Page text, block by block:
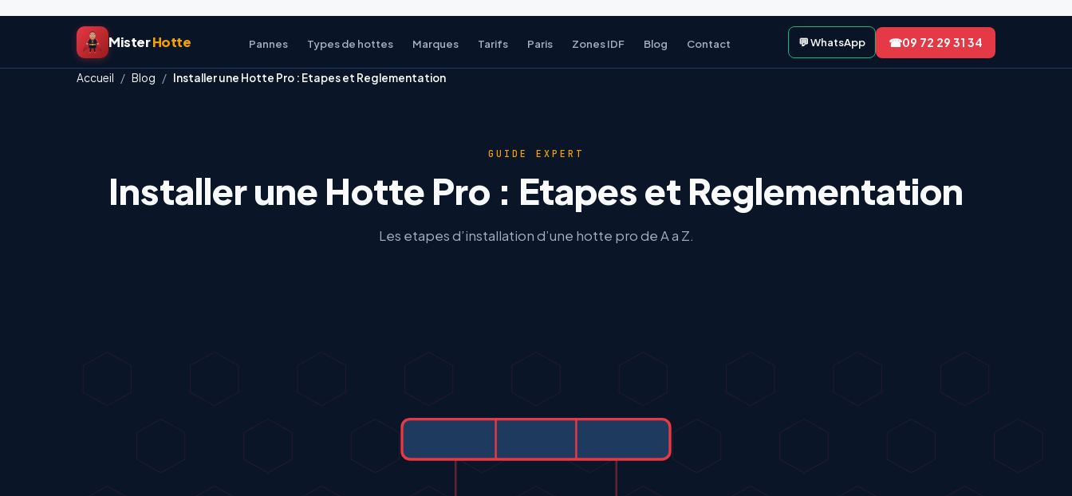
contenu
MisterHotte Pannes Types de hottes Marques Tarifs Paris Zones IDF Blog Contact 💬 WhatsApp ☎09 72 29 31 34
Accueil / Blog / Installer une Hotte Pro : Etapes et Reglementation
GUIDE EXPERT
Installer une Hotte Pro : Etapes et Reglementation
Les etapes d’installation d’une hotte pro de A a Z.